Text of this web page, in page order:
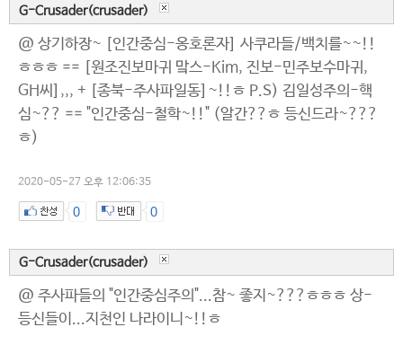
G-Crusader(crusader)
@ 상기하장~ [인간중심-옹호론자] 사쿠라들/백치를~~!!
ㅎㅎㅎ == [원조진보마귀 맠스-Kim, 진보-민주보수마귀,
GH씨],,, + [종북-주사파일동]~!!ㅎ P.S) 김일성주의-핵
심~?? == "인간중심-철학~!!" (알간??ㅎ 등신드라~???
ㅎ)
2020-05-27 오후 12:06:35
0 0
G-Crusader(crusader)
@ 주사파들의 "인간중심주의"...참~ 좋지~???ㅎㅎㅎ 상-
등신들이...지천인 나라이니~!!ㅎ